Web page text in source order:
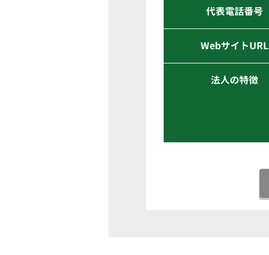
代表電話番号
WebサイトURL
法人の特徴